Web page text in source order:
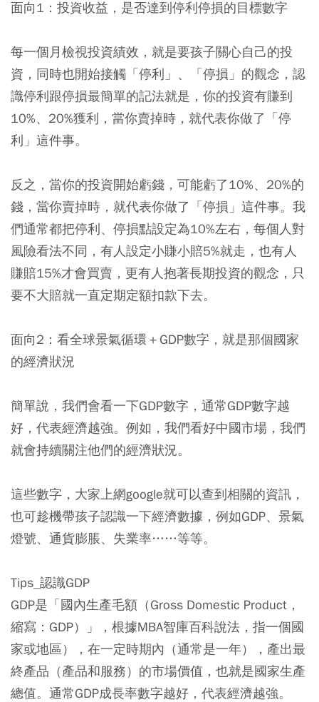
面向1：投資收益，是否達到停利停損的目標數字
每一個月檢視投資績效，就是要孩子關心自己的投
資，同時也開始接觸「停利」、「停損」的觀念， 認
識停利跟停損最簡單的記法就是，你的投資有賺到
10%、20%獲利，當你賣掉時，就代表你做了「停
利」這件事。
反之， 當你的投資開始虧錢，可能虧了10%、20%的
錢，當你賣掉時，就代表你做了「停損」這件事。我
們通常都把停利、停損點設定為10%左右 ，每個人對
風險看法不同，有人設定小賺小賠5%就走，也有人
賺賠15%才會買賣，更有人抱著長期投資的觀念，只
要不大賠就一直定期定額扣款下去。
面向2：看全球景氣循環＋GDP數字，就是那個國家
的經濟狀況
簡單說，我們會看一下GDP數字，通常GDP數字越
好，代表經濟越強。例如，我們看好中國市場，我們
就會持續關注他們的經濟狀況。
這些數字，大家上網google就可以查到相關的資訊，
也可趁機帶孩子認識一下經濟數據，例如GDP、景氣
燈號、通貨膨脹、失業率……等等。
Tips_認識GDP
GDP是「國內生產毛額（Gross Domestic Product，
縮寫：GDP）」，根據MBA智庫百科說法，指一個國
家或地區），在一定時期內（通常是一年），產出最
終產品（產品和服務）的市場價值，也就是國家生產
總值。通常GDP成長率數字越好，代表經濟越強。